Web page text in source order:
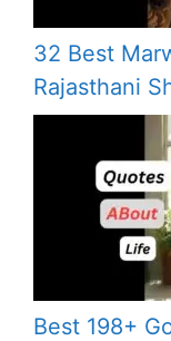
32 Best
Rajasthani
Best 198+